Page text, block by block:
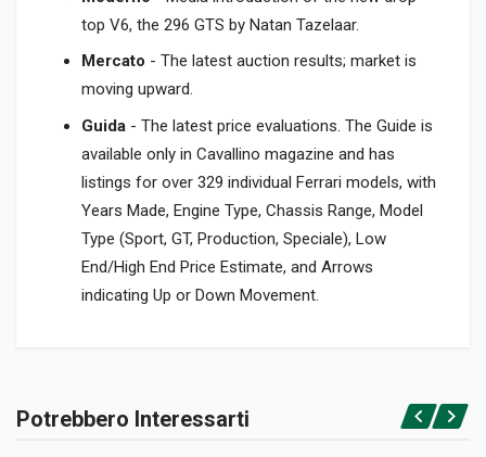
top V6, the 296 GTS by Natan Tazelaar.
Mercato - The latest auction results; market is
moving upward.
Guida - The latest price evaluations. The Guide is
available only in Cavallino magazine and has
listings for over 329 individual Ferrari models, with
Years Made, Engine Type, Chassis Range, Model
Type (Sport, GT, Production, Speciale), Low
End/High End Price Estimate, and Arrows
indicating Up or Down Movement.
Brossura
Accedi o registrati
Potrebbero Interessarti